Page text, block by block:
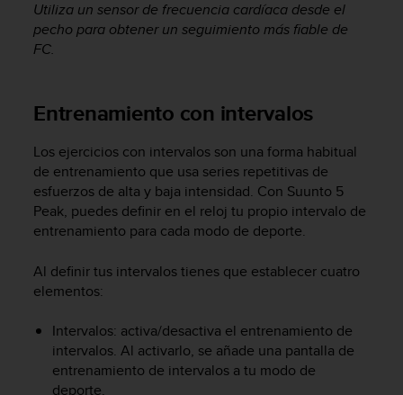
Utiliza un sensor de frecuencia cardíaca desde el
pecho para obtener un seguimiento más fiable de
FC.
Entrenamiento con intervalos
Los ejercicios con intervalos son una forma habitual
de entrenamiento que usa series repetitivas de
esfuerzos de alta y baja intensidad. Con Suunto 5
Peak, puedes definir en el reloj tu propio intervalo de
entrenamiento para cada modo de deporte.
Al definir tus intervalos tienes que establecer cuatro
elementos:
Intervalos: activa/desactiva el entrenamiento de
intervalos. Al activarlo, se añade una pantalla de
entrenamiento de intervalos a tu modo de
deporte.